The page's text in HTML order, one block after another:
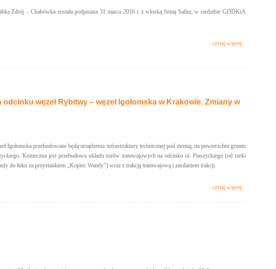
Zdrój – Chabówka została podpisana 31 marca 2016 r. z włoską firmą Salini, w siedzibie GDDKiA
czytaj więcej...
węzeł Rybitwy – węzeł Igołomska w Krakowie. Zmiany w
Igołomska przebudowane będą urządzenia infrastruktury technicznej pod ziemią, na powierzchni gruntu
Konieczna jest przebudowa układu torów tramwajowych na odcinku ul. Ptaszyckiego (od rzeki
do łuku za przystankiem „Kopiec Wandy”) wraz z trakcją tramwajową i zasilaniem trakcji.
czytaj więcej...